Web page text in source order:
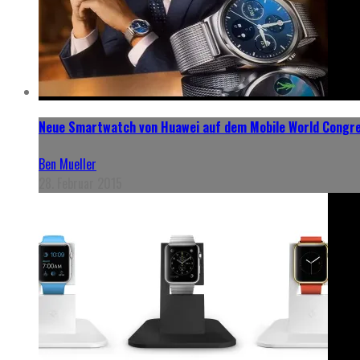
Neue Smartwatch von Huawei auf dem Mobile World
Ben Mueller